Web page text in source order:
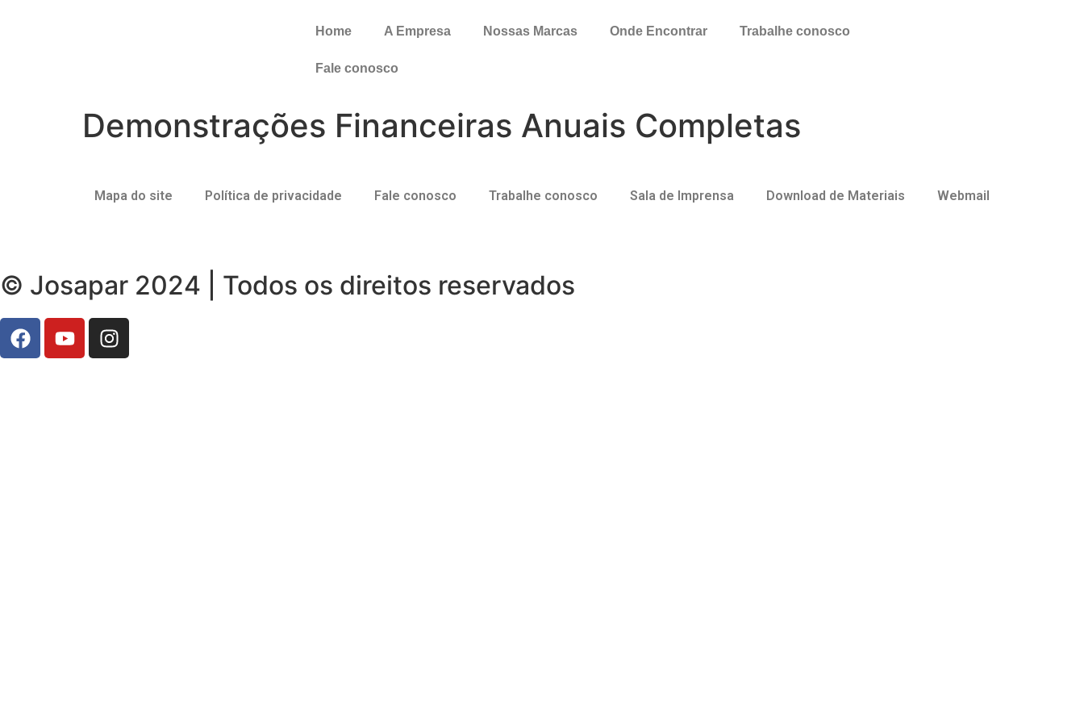
Home A Empresa Nossas Marcas Onde Encontrar Trabalhe conosco
Fale conosco
Demonstrações Financeiras Anuais Completas
Mapa do site Política de privacidade Fale conosco Trabalhe conosco Sala de Imprensa Download de Materiais Webmail
© Josapar 2024 | Todos os direitos reservados